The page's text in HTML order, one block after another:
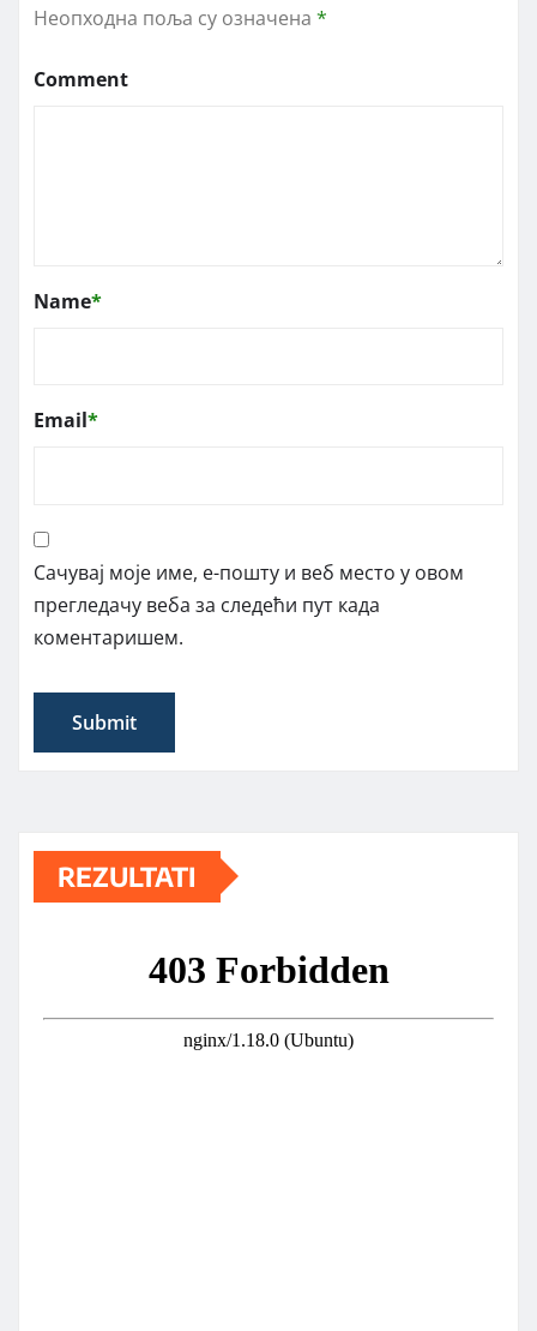
Неопходна поља су означена *
Comment
Name*
Email*
Сачувај моје име, е-пошту и веб место у овом
прегледачу веба за следећи пут када
коментаришем.
REZULTATI